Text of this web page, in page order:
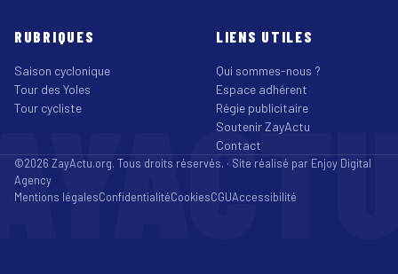
RUBRIQUES
Saison cyclonique
Tour des Yoles
Tour cycliste
LIENS UTILES
Qui sommes-nous ?
Espace adhérent
Régie publicitaire
Soutenir ZayActu
Contact
©2026 ZayActu.org. Tous droits réservés. · Site réalisé par Enjoy Digital
Agency
Mentions légalesConfidentialitéCookiesCGUAccessibilité